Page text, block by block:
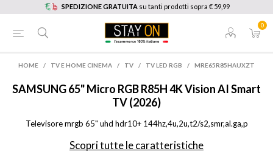
SPEDIZIONE GRATUITA su tanti prodotti sopra € 59,99
0
HOME / TV E HOME CINEMA / TV / TV LED RGB / MRE65R85HAUXZT
SAMSUNG65" Micro RGB R85H 4K Vision AI Smart
TV (2026)
Televisore mrgb 65" uhd hdr10+ 144hz,4u,2u,t2/s2,smr,al.ga,p
Scopri tutte le caratteristiche